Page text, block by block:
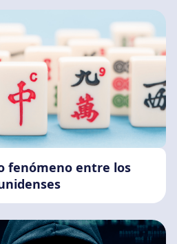
fenómeno entre los